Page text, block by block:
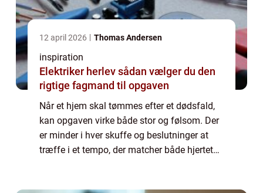
12 april 2026 Thomas Andersen
inspiration
Elektriker herlev sådan vælger du den
rigtige fagmand til opgaven
Når et hjem skal tømmes efter et dødsfald,
kan opgaven virke både stor og følsom. Der
er minder i hver skuffe og beslutninger at
træffe i et tempo, der matcher både hjertet